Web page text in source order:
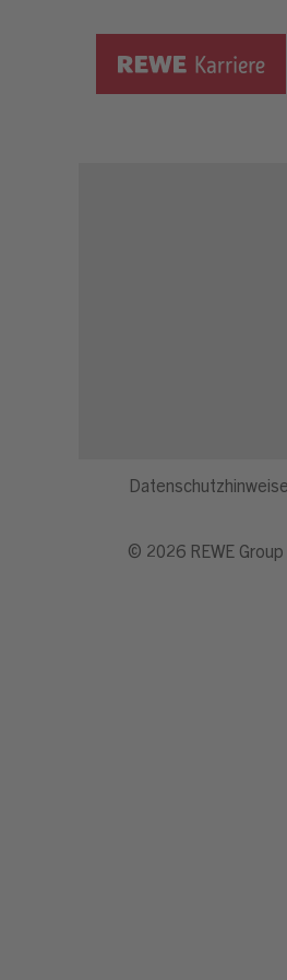
Datenschutzhinweise
© 2026 REWE